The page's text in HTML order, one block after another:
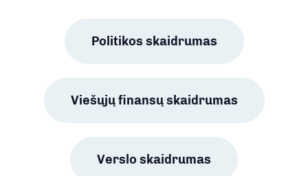
Politikos skaidrumas
Viešųjų finansų skaidrumas
Verslo skaidrumas